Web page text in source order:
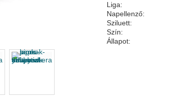
Liga:
Napellenző:
Sziluett:
Szín:
Állapot: